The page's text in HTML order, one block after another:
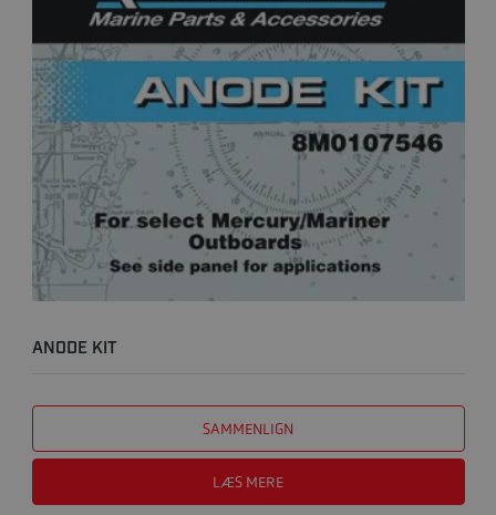
ANODE KIT
SAMMENLIGN
LÆS MERE